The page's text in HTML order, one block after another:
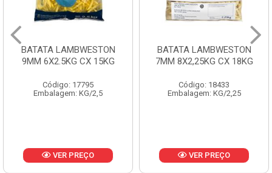
BATATA LAMBWESTON
9MM 6X2.5KG CX 15KG
Código: 17795
Embalagem: KG/2,5
VER PREÇO
BATATA LAMBWESTON
7MM 8X2,25KG CX 18KG
Código: 18433
Embalagem: KG/2,25
VER PREÇO